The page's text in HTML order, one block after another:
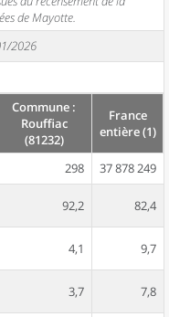
de Mayotte.
2026
Commune :
Rouffiac
(81232)
France
entière (1)
298
37 878 249
92,2 82,4
4,1 9,7
3,7 7,8